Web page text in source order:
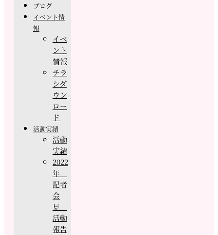
ブログ
イベント情
報
イベ
ント
情報
チラ
シダ
ウン
ロー
ド
活動実績
活動
実績
2022
年
記者
会
見
活動
報告